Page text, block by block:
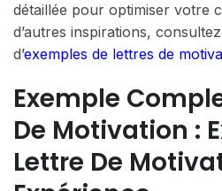
détaillée pour optimiser votre
d’autres inspirations,
d’exemples de lettres de
Exemple
De Motivation :
Lettre De